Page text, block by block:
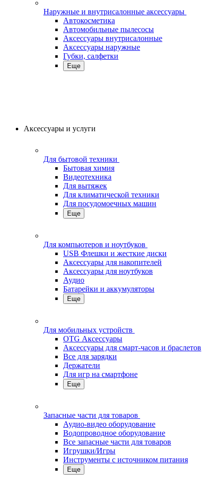
Наружные и внутрисалонные аксессуары
Автокосметика
Автомобильные пылесосы
Аксесcуары внутрисалонные
Аксессуары наружные
Губки, салфетки
Еще
Аксессуары и услуги
Для бытовой техники
Бытовая химия
Видеотехника
Для вытяжек
Для климатической техники
Для посудомоечных машин
Еще
Для компьютеров и ноутбуков
USB Флешки и жесткие диски
Аксессуары для накопителей
Аксессуары для ноутбуков
Аудио
Батарейки и аккумуляторы
Еще
Для мобильных устройств
OTG Аксессуары
Аксессуары для смарт-часов и браслетов
Все для зарядки
Держатели
Для игр на смартфоне
Еще
Запасные части для товаров
Аудио-видео оборудование
Водопроводное оборудование
Все запасные части для товаров
Игрушки/Игры
Инструменты с источником питания
Еще